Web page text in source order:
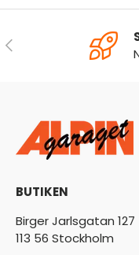
FÖREGÅENDE
BUTIKEN
Birger Jarlsgatan 127
113 56 Stockholm